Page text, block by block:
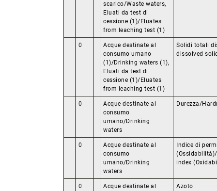
scarico/Waste waters,
Eluati da test di
cessione (1)/Eluates
from leaching test (1)
0
Acque destinate al
consumo umano
(1)/Drinking waters (1),
Eluati da test di
cessione (1)/Eluates
from leaching test (1)
Solidi totali
dissolved
0
Acque destinate al
consumo
umano/Drinking
waters
Durezza/
0
Acque destinate al
consumo
umano/Drinking
waters
Indice di
index
0
Acque destinate al
Azoto